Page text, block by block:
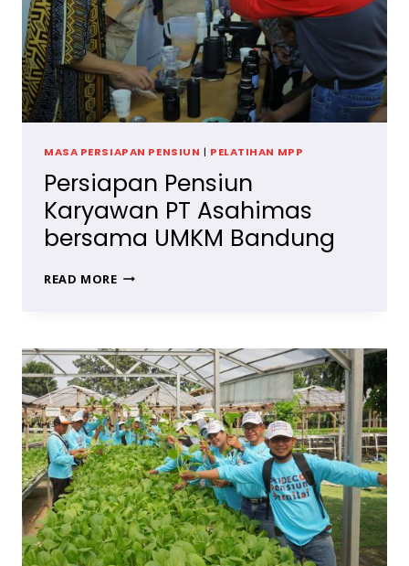
MASA PERSIAPAN PENSIUN | PELATIHAN MPP
Persiapan Pensiun
Karyawan PT Asahimas
bersama UMKM Bandung
READ MOREPERSIAPAN
ASAHIMAS
BERSAMA
UMKM
BANDUNG